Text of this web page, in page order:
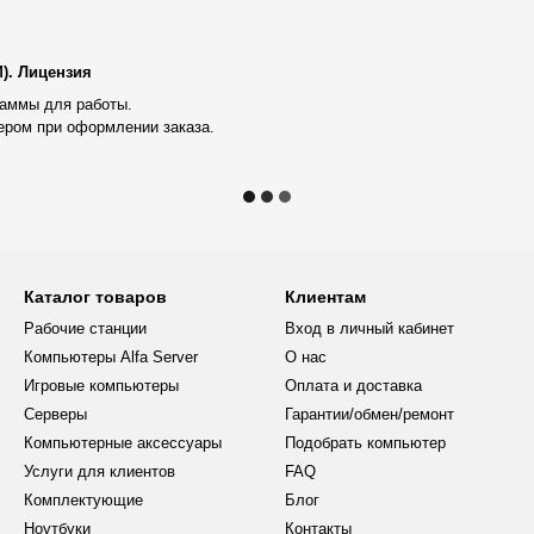
Active 4U CPU Tower Silent
трубками. Вентиляторы
создавая при этом
LGA 4677 поддерживает
NVME
и записи которого
файлы большого
десятью мощными
всех компонентов.
по 2000 Вт каждый с
Лицензия
для работы.
при оформлении заказа.
Каталог товаров
Рабочие станции
Компьютеры Alfa Server
Игровые компьютеры
Серверы
Компьютерные аксессуары
Услуги для клиентов
Комплектующие
Ноутбуки
Клиентам
Вход в личный кабинет
О нас
Оплата и доставка
Гарантии/обмен/ремонт
Подобрать компьютер
FAQ
Блог
Контакты